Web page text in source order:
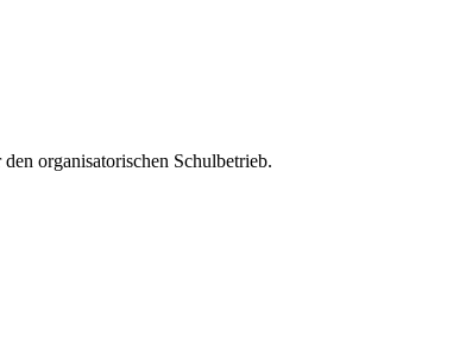
organisatorischen Schulbetrieb.